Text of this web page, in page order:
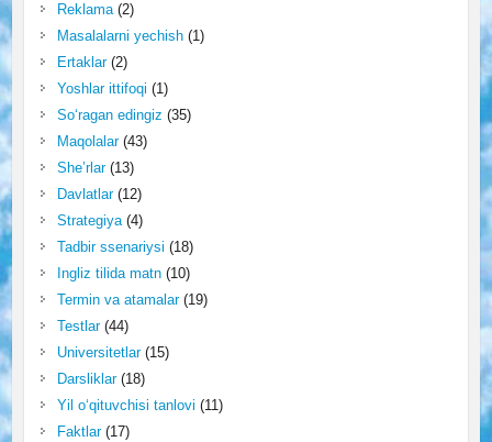
Reklama(2)
Masalalarni yechish(1)
Ertaklar(2)
Yoshlar ittifoqi (1)
So‘ragan edingiz (35)
Maqolalar(43)
She’rlar(13)
Davlatlar(12)
Strategiya(4)
Tadbir ssenariysi (18)
Ingliz tilida matn(10)
Termin va atamalar(19)
Testlar(44)
Universitetlar(15)
Darsliklar(18)
Yil o‘qituvchisi tanlovi (11)
Faktlar(17)